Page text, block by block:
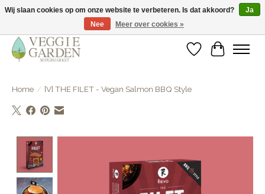
vegan & veggie products | free store pick-up
Verlanglijst
Home / [V] THE FILET - Vegan Salmon BBQ Style
Wij slaan cookies op om onze website te verbeteren. Is dat akkoord?
Ja
Nee
Meer over cookies »